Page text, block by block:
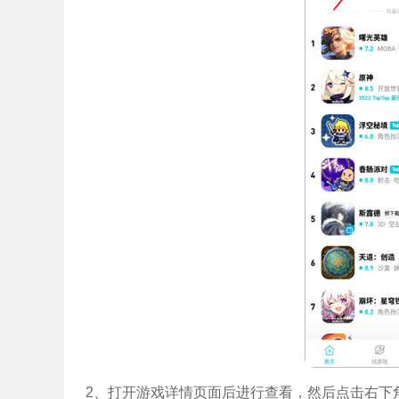
2、打开游戏详情页面后进行查看，然后点击右下